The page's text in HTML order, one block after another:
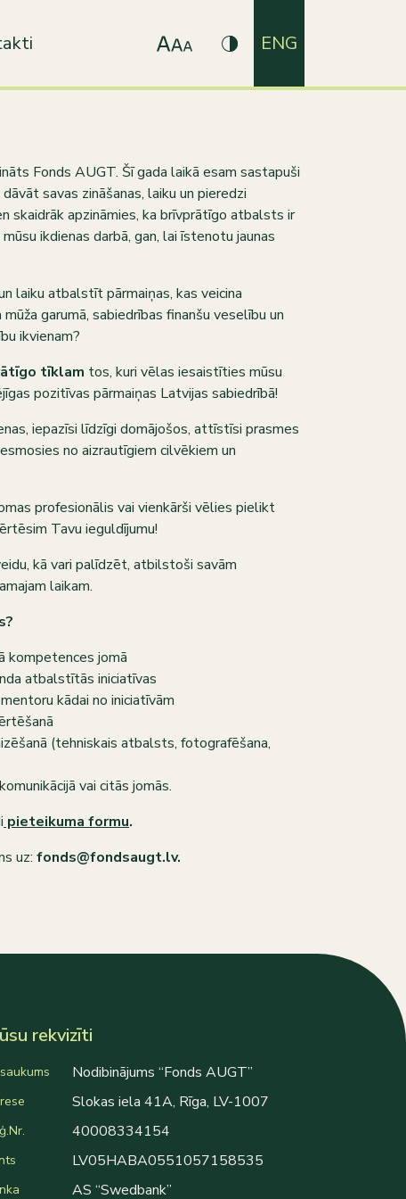
ENG
Fonds AUGT. Šī gada laikā esam sastapuši
savas zināšanas, laiku un pieredzi
skaidrāk apzināmies, ka brīvprātīgo atbalsts ir
ikdienas darbā, gan, lai īstenotu jaunas
laiku atbalstīt pārmaiņas, kas veicina
garumā, sabiedrības finanšu veselību un
ikvienam?
tīklam tos, kuri vēlas iesaistīties mūsu
pozitīvas pārmaiņas Latvijas sabiedrībā!
iepazīsi līdzīgi domājošos, attīstīsi prasmes
no aizrautīgiem cilvēkiem un
profesionālis vai vienkārši vēlies pielikt
Tavu ieguldījumu!
kā vari palīdzēt, atbilstoši savām
laikam.
kompetences jomā
atbalstītās iniciatīvas
kādai no iniciatīvām
(tehniskais atbalsts, fotografēšana,
vai citās jomās.
pieteikuma formu.
uz: fonds@fondsaugt.lv.
rekvizīti
Nodibinājums “Fonds AUGT”
Slokas iela 41A, Rīga, LV-1007
40008334154
LV05HABA0551057158535
AS “Swedbank”